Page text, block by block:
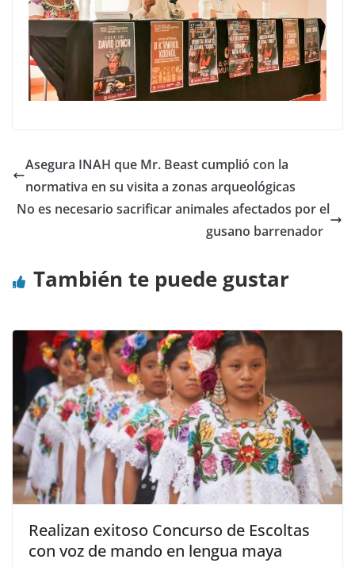
Asegura INAH que Mr. Beast cumplió con la
normativa en su visita a zonas arqueológicas
No es necesario sacrificar animales afectados por el
gusano barrenador
También te puede gustar
Realizan exitoso Concurso de Escoltas
con voz de mando en lengua maya